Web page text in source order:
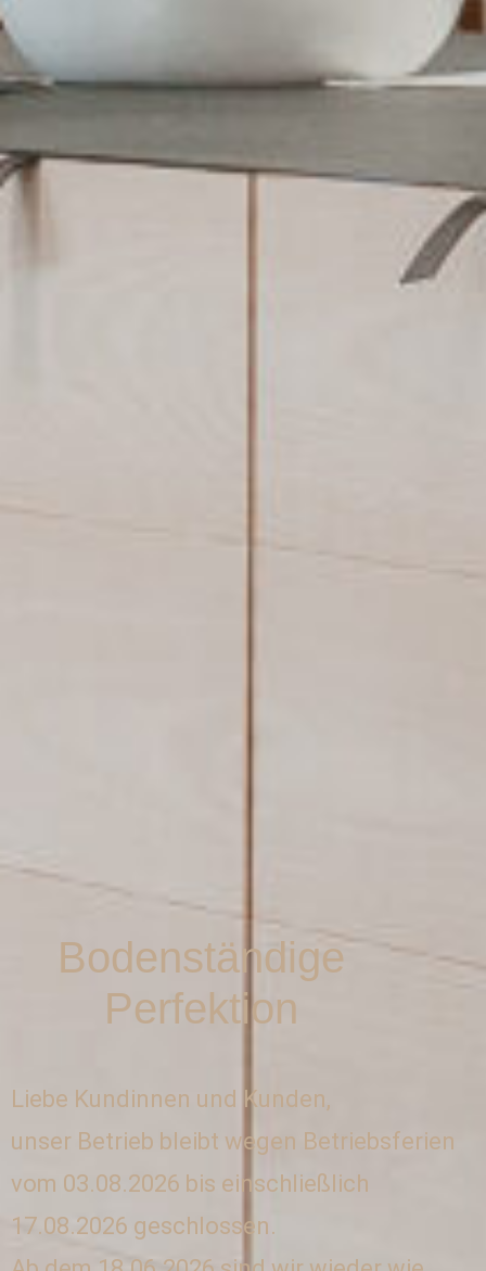
Bodenständige
Perfektion
Liebe Kundinnen und Kunden,
unser Betrieb bleibt wegen Betriebsferien
vom 03.08.2026 bis einschließlich
17.08.2026 geschlossen.